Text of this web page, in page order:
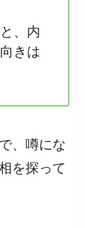
、内
きは
、噂にな
を探って